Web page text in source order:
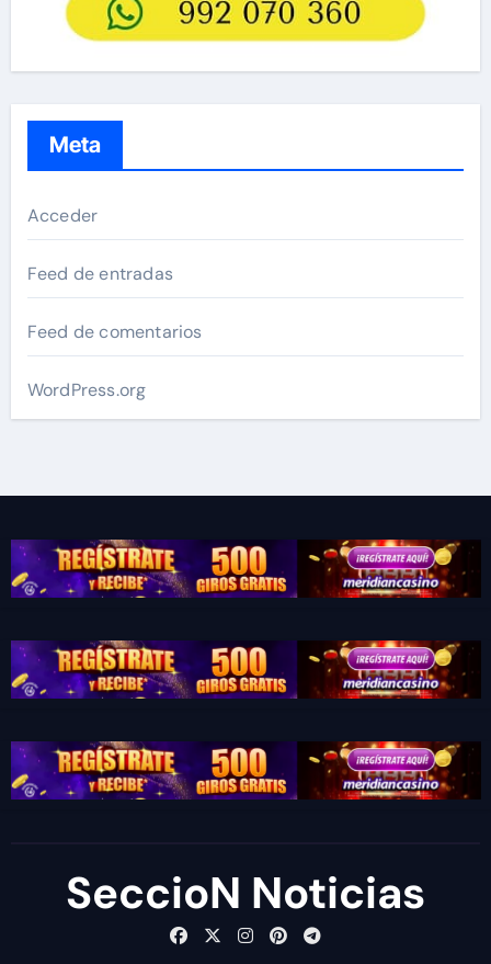
Meta
Acceder
Feed de entradas
Feed de comentarios
WordPress.org
SeccioN Noticias